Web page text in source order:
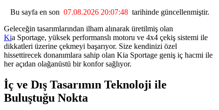
Bu sayfa en son 07.08.2026 20:07:48tarihinde güncellenmiştir.
Geleceğin tasarımlarından ilham alınarak üretilmiş olan
Kia Sportage, yüksek performanslı motoru ve 4x4 çekiş sistemi ile
dikkatleri üzerine çekmeyi başarıyor. Size kendinizi özel
hissettirecek donanımlara sahip olan Kia Sportage geniş iç hacmi ile
her açıdan olağanüstü bir konfor sağlıyor.
İç ve Dış Tasarımın Teknoloji ile
Buluştuğu Nokta